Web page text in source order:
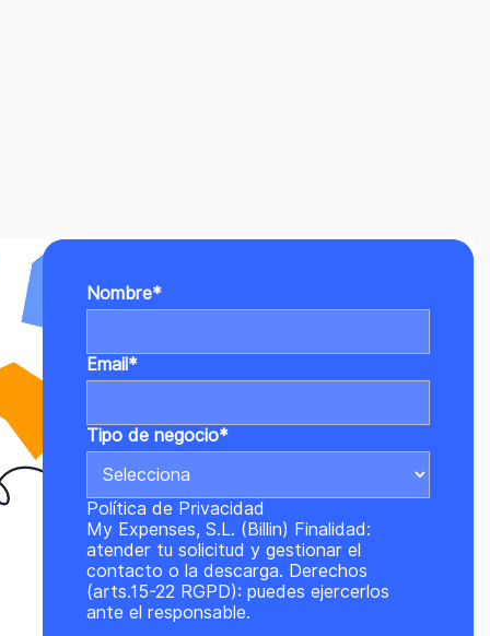
Nombre*
Email*
Tipo de negocio*
Política de Privacidad
My Expenses, S.L. (Billin) Finalidad:
atender tu solicitud y gestionar el
contacto o la descarga. Derechos
(arts.15-22 RGPD): puedes ejercerlos
ante el responsable.